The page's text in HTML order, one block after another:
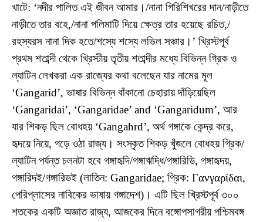
খাটে: ‘নদীর পালিত এই জীবন আমার।/নানা গিরিশিখরের দান/নাড়ীতে
নাড়ীতে তার বহে,/নানা পলিমাটি দিয়ে ক্ষেত্র তার হয়েছে রচিত,/
রহস্যরস নানা দিক হতে/শস্যে শস্যে লভিল সঞ্চার।’ খ্রিস্টপূর্ব
প্রথম শতাব্দী থেকে খ্রিস্টীয় তৃতীয় শতাব্দীর মধ্যে বিভিন্ন গ্রিক ও
ল্যাটিন লেখকরা এক রাজ্যের কথা বলেছেন যার নামের মূল
‘Gangarid’, ভাষার বিভিন্ন বাঁকানো চেহারায় দাঁড়িয়েছিল
‘Gangaridai’, ‘Gangaridae’ and ‘Gangaridum’, আর
যার শিকড় ছিল বোধহয় ‘Gangahrd’, অর্থ গঙ্গাকে কেন্দ্র করে,
হৃদয়ে নিয়ে, গড়ে ওঠা রাজ্য। সংস্কৃত শিকড় খুঁজলে বোধহয় গ্রিক/
ল্যাটিন পর্যন্ত চলনটা হবে গঙ্গাহৃদি/গঙ্গাঋদ্ধি/গঙ্গারিডি, গঙ্গাহৃদয়,
গঙ্গারিদই/গঙ্গারিডই (লাতিন: Gangaridae; গ্রিক: Γανγαρίδαι,
পেরিপ্লাসের নাবিকের ভাষায় গঙ্গাদেশ)। এটি ছিল খ্রিস্টপূর্ব ৩০০
শতকের একটি অজ্ঞাত রাজ্য, আজকের দিনে বঙ্গোপসাগরীয় পশ্চিমবঙ্গ